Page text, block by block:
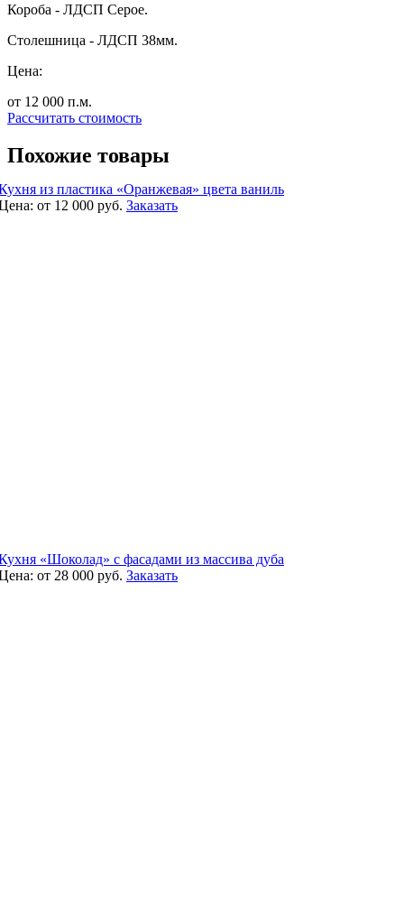
Короба - ЛДСП Серое.
Столешница - ЛДСП 38мм.
Цена:
от 12 000 п.м.
Рассчитать стоимость
Похожие товары
из пластика «Оранжевая» цвета ваниль
от 12 000 руб. Заказать
«Шоколад» с фасадами из массива дуба
от 28 000 руб. Заказать